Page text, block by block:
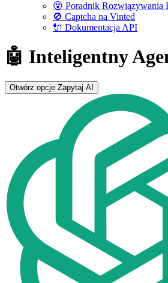
😵 Poradnik Rozwiązywania
🚫 Captcha na Vinted
🔌 Dokumentacja API
🤖 Inteligentny
Otwórz opcje Zapytaj AI